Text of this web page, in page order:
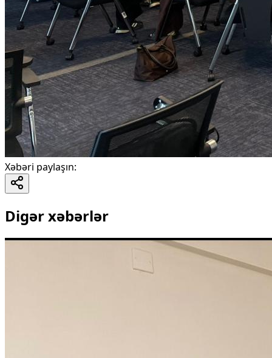
Xəbəri paylaşın:
Digər xəbərlər